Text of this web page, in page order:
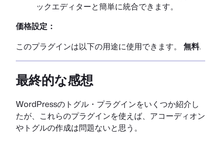
ックエディターと簡単に統合できます。
価格設定：
このプラグインは以下の用途に使用できます。
無料.
最終的な感想
WordPressのトグル・プラグインをいくつか紹介し
たが、これらのプラグインを使えば、アコーディオン
やトグルの作成は問題ないと思う。